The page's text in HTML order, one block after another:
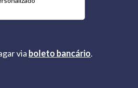
via boleto bancário.